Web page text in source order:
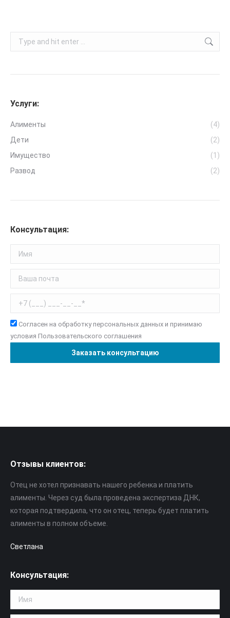
Search:
Услуги:
Алименты
(4)
Дети
(2)
Имущество
(1)
Развод
(2)
Консультация:
Согласен на обработку персональных данных и принимаю
условия Пользовательского соглашения
Отзывы клиентов:
Отец не хотел признавать нашего ребенка и платить
алименты. Через суд была проведена экспертиза ДНК,
которая подтвердила, что он отец, теперь будет платить
алименты в полном объеме.
Светлана
Консультация: